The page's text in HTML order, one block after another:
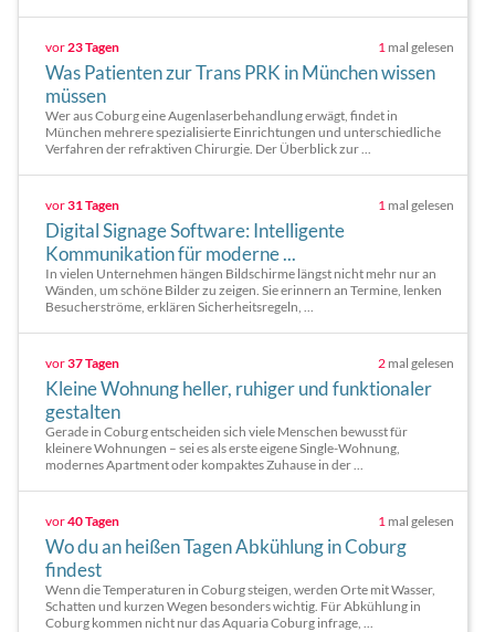
vor23 Tagen 1 mal gelesen
Was Patienten zur Trans PRK in München wissen
müssen
Wer aus Coburg eine Augenlaserbehandlung erwägt, findet in
München mehrere spezialisierte Einrichtungen und unterschiedliche
Verfahren der refraktiven Chirurgie. Der Überblick zur ...
vor31 Tagen 1 mal gelesen
Digital Signage Software: Intelligente
Kommunikation für moderne ...
In vielen Unternehmen hängen Bildschirme längst nicht mehr nur an
Wänden, um schöne Bilder zu zeigen. Sie erinnern an Termine, lenken
Besucherströme, erklären Sicherheitsregeln, ...
vor37 Tagen 2 mal gelesen
Kleine Wohnung heller, ruhiger und funktionaler
gestalten
Gerade in Coburg entscheiden sich viele Menschen bewusst für
kleinere Wohnungen – sei es als erste eigene Single-Wohnung,
modernes Apartment oder kompaktes Zuhause in der ...
vor40 Tagen 1 mal gelesen
Wo du an heißen Tagen Abkühlung in Coburg
findest
Wenn die Temperaturen in Coburg steigen, werden Orte mit Wasser,
Schatten und kurzen Wegen besonders wichtig. Für Abkühlung in
Coburg kommen nicht nur das Aquaria Coburg infrage, ...